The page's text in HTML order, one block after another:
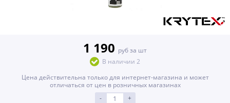
1 190 руб за шт
В наличии 2
Цена действительна только для интернет-магазина и может
отличаться от цен в розничных магазинах
-
+